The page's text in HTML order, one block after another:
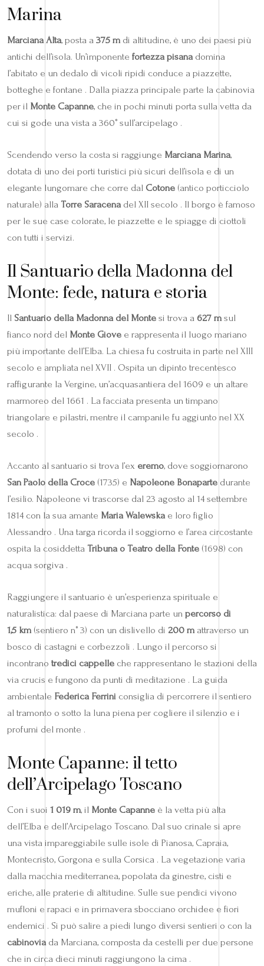
Marina
Marciana Alta, posta a 375 m di altitudine, è uno dei paesi più
antichi dell’isola. Un’imponente fortezza pisanadomina
l’abitato e un dedalo di vicoli ripidi conduce a piazzette,
botteghe e fontane . Dalla piazza principale parte la cabinovia
per il Monte Capanne, che in pochi minuti porta sulla vetta da
cui si gode una vista a 360° sull’arcipelago .
Scendendo verso la costa si raggiunge Marciana Marina,
dotata di uno dei porti turistici più sicuri dell’isola e di un
elegante lungomare che corre dal Cotone (antico porticciolo
naturale) alla Torre Saracenadel XII secolo . Il borgo è famoso
per le sue case colorate, le piazzette e le spiagge di ciottoli
con tutti i servizi.
Il Santuario della Madonna del
Monte: fede, natura e storia
Il Santuario della Madonna del Monte si trova a 627 m sul
fianco nord del Monte Giove e rappresenta il luogo mariano
più importante dell’Elba. La chiesa fu costruita in parte nel XIII
secolo e ampliata nel XVII . Ospita un dipinto trecentesco
raffigurante la Vergine, un’acquasantiera del 1609 e un altare
marmoreo del 1661 . La facciata presenta un timpano
triangolare e pilastri, mentre il campanile fu aggiunto nel XX
secolo .
Accanto al santuario si trova l’ex eremo, dove soggiornarono
San Paolo della Croce (1735) e Napoleone Bonaparte durante
l’esilio. Napoleone vi trascorse dal 23 agosto al 14 settembre
1814 con la sua amante Maria Walewskae loro figlio
Alessandro . Una targa ricorda il soggiorno e l’area circostante
ospita la cosiddetta Tribuna o Teatro della Fonte (1698) con
acqua sorgiva .
Raggiungere il santuario è un’esperienza spirituale e
naturalistica: dal paese di Marciana parte un percorso di
1,5 km (sentiero n° 3) con un dislivello di 200 m attraverso un
bosco di castagni e corbezzoli . Lungo il percorso si
incontrano tredici cappelle che rappresentano le stazioni della
via crucis e fungono da punti di meditazione . La guida
ambientale Federica Ferrini consiglia di percorrere il sentiero
al tramonto o sotto la luna piena per cogliere il silenzio e i
profumi del monte .
Monte Capanne: il tetto
dell’Arcipelago Toscano
Con i suoi 1 019 m, il Monte Capanne è la vetta più alta
dell’Elba e dell’Arcipelago Toscano. Dal suo crinale si apre
una vista impareggiabile sulle isole di Pianosa, Capraia,
Montecristo, Gorgona e sulla Corsica . La vegetazione varia
dalla macchia mediterranea, popolata da ginestre, cisti e
eriche, alle praterie di altitudine. Sulle sue pendici vivono
mufloni e rapaci e in primavera sbocciano orchidee e fiori
endemici . Si può salire a piedi lungo diversi sentieri o con la
cabinoviada Marciana, composta da cestelli per due persone
che in circa dieci minuti raggiungono la cima .